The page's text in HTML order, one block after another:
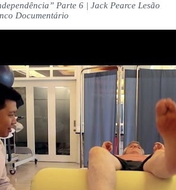
Parte 6 | Jack Pearce Lesão
Documentário